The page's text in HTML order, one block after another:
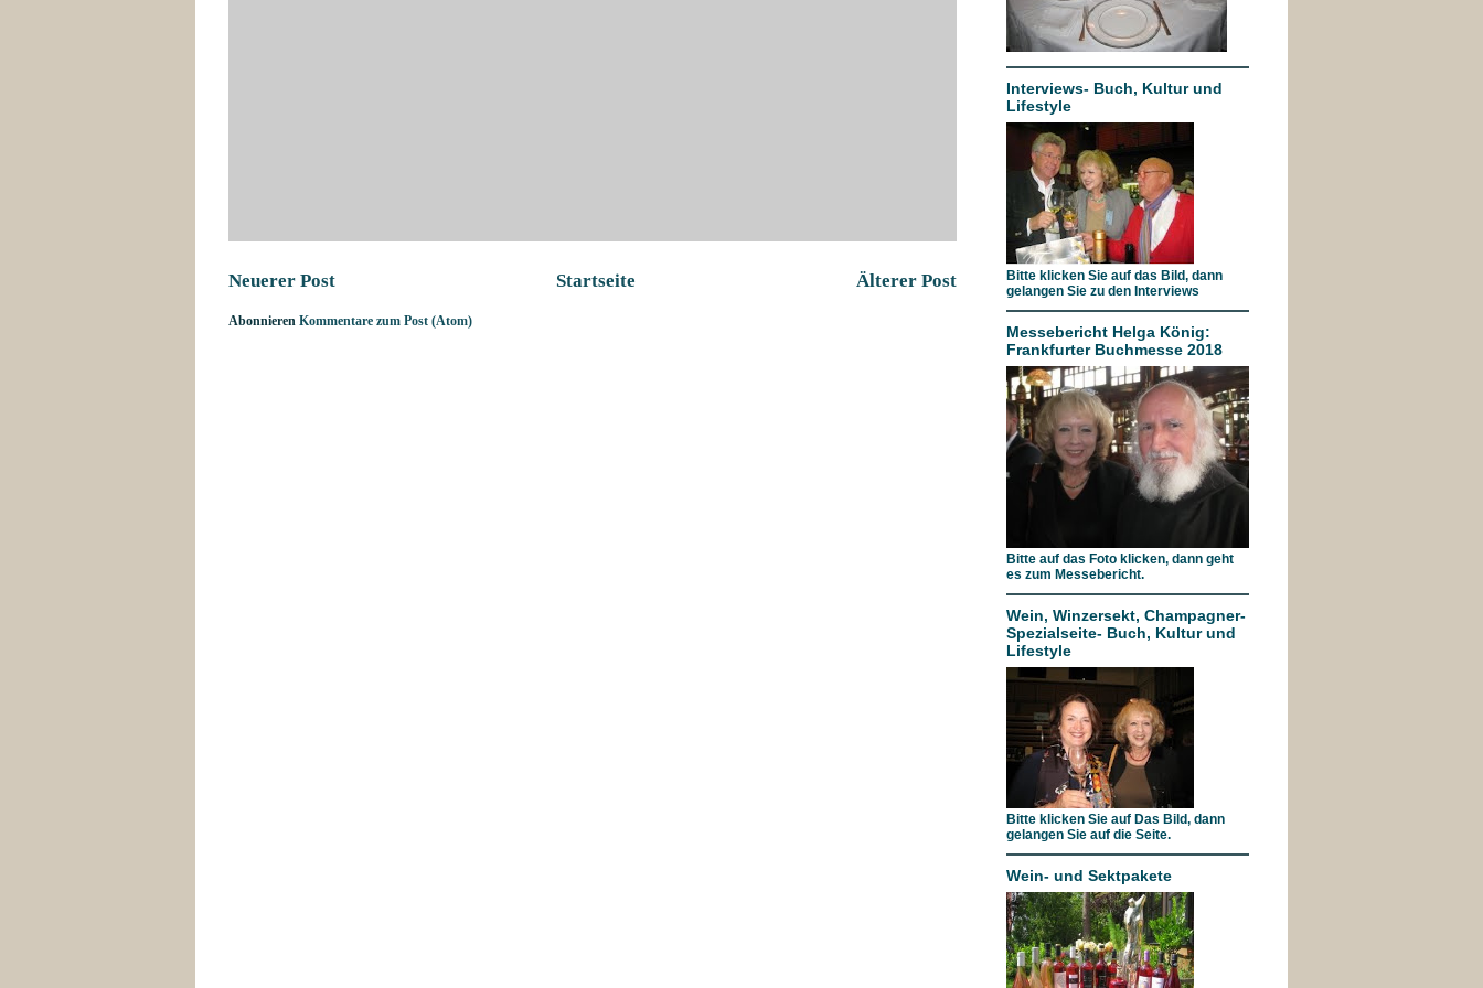
Neuerer Post Älterer Post
Startseite
Abonnieren Kommentare zum Post (Atom)
Interviews- Buch, Kultur und
Lifestyle
Bitte klicken Sie auf das Bild, dann
gelangen Sie zu den Interviews
Messebericht Helga König:
Frankfurter Buchmesse 2018
Bitte auf das Foto klicken, dann geht
es zum Messebericht.
Wein, Winzersekt, Champagner-
Spezialseite- Buch, Kultur und
Lifestyle
Bitte klicken Sie auf Das Bild, dann
gelangen Sie auf die Seite.
Wein- und Sektpakete